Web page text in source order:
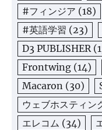
#フィンジア (18)
#英語学習 (23)
D3 PUBLISHER
Frontwing (14)
Macaron (30)
ウェブホスティン
エレコム (34)